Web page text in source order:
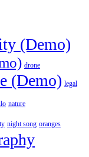
(Demo)
drone
(Demo) legal
nature
night song oranges